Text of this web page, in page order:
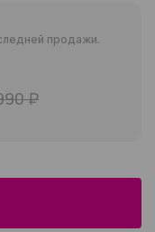
продажи.
₽